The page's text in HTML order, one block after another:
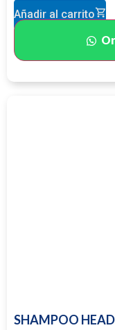
Añadir al carrito
SHAMPOO